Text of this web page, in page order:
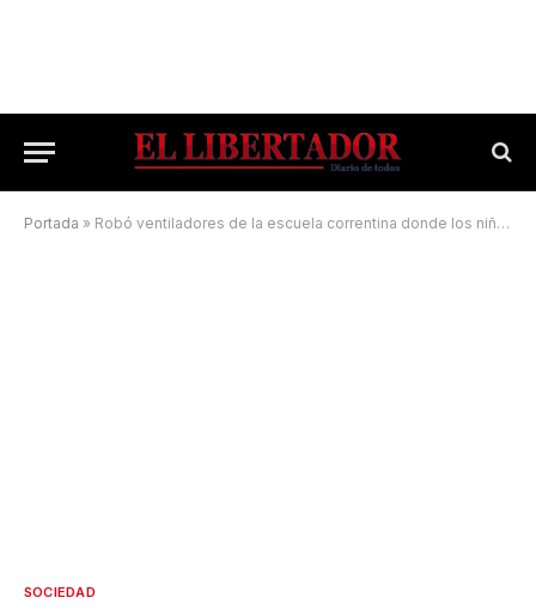
Portada » Robó ventiladores de la escuela correntina donde los niños faltaban porque tenían frío
SOCIEDAD